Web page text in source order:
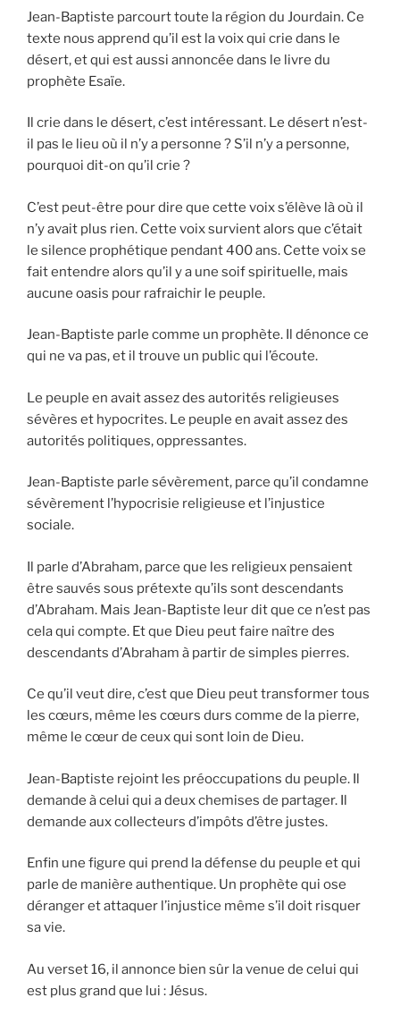
Jean-Baptiste parcourt toute la région du Jourdain. Ce
texte nous apprend qu’il est la voix qui crie dans le
désert, et qui est aussi annoncée dans le livre du
prophète Esaïe.
Il crie dans le désert, c’est intéressant. Le désert n’est-
il pas le lieu où il n’y a personne ? S’il n’y a personne,
pourquoi dit-on qu’il crie ?
C’est peut-être pour dire que cette voix s’élève là où il
n’y avait plus rien. Cette voix survient alors que c’était
le silence prophétique pendant 400 ans. Cette voix se
fait entendre alors qu’il y a une soif spirituelle, mais
aucune oasis pour rafraichir le peuple.
Jean-Baptiste parle comme un prophète. Il dénonce ce
qui ne va pas, et il trouve un public qui l’écoute.
Le peuple en avait assez des autorités religieuses
sévères et hypocrites. Le peuple en avait assez des
autorités politiques, oppressantes.
Jean-Baptiste parle sévèrement, parce qu’il condamne
sévèrement l’hypocrisie religieuse et l’injustice
sociale.
Il parle d’Abraham, parce que les religieux pensaient
être sauvés sous prétexte qu’ils sont descendants
d’Abraham. Mais Jean-Baptiste leur dit que ce n’est pas
cela qui compte. Et que Dieu peut faire naître des
descendants d’Abraham à partir de simples pierres.
Ce qu’il veut dire, c’est que Dieu peut transformer tous
les cœurs, même les cœurs durs comme de la pierre,
même le cœur de ceux qui sont loin de Dieu.
Jean-Baptiste rejoint les préoccupations du peuple. Il
demande à celui qui a deux chemises de partager. Il
demande aux collecteurs d’impôts d’être justes.
Enfin une figure qui prend la défense du peuple et qui
parle de manière authentique. Un prophète qui ose
déranger et attaquer l’injustice même s’il doit risquer
sa vie.
Au verset 16, il annonce bien sûr la venue de celui qui
est plus grand que lui : Jésus.